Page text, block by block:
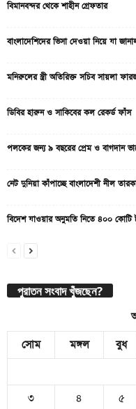
বিমানবন্দর থেকে শাহীন গ্রেফতার
বাংলাদেশিদের ভিসা দেওয়া নিয়ে যা
মনিরুলের স্ত্রী অতিরিক্ত সচিব সায়লা
ডিবির হারুন ও সাকিবের কল রেকর্ড ফাঁস
পলকের জন্য ৯ বছরের প্রেম ও বাগদান
নেট দুনিয়া কাঁপাচ্ছে বাংলাদেশী নীল
বিদেশ যাওয়ার অনুমতি নিতে ৪০০ কোটি
পুরাতন সংবাদ খুঁজছেন?
সোম
মঙ্গল বুধ
৩
৪ ৫